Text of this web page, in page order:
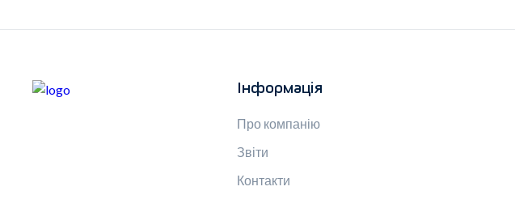
Інформація
Про компанію
Звіти
Контакти